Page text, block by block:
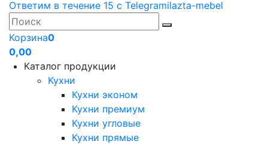
Ответим в течение 15 с Telegramilazta-mebel
Корзина0
0,00
Каталог продукции
Кухни
Кухни эконом
Кухни премиум
Кухни угловые
Кухни прямые